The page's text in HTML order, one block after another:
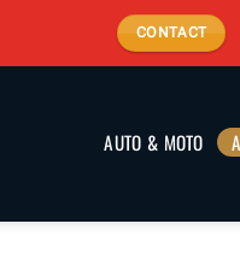
CONTACT
AUTO & MOTO